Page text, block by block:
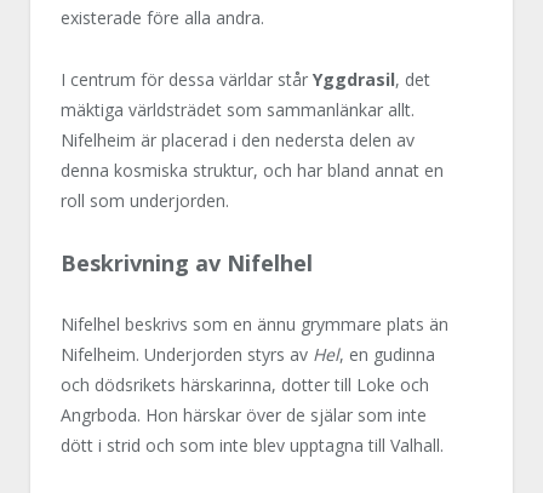
existerade före alla andra.
I centrum för dessa världar står Yggdrasil, det
mäktiga världsträdet som sammanlänkar allt.
Nifelheim är placerad i den nedersta delen av
denna kosmiska struktur, och har bland annat en
roll som underjorden.
Beskrivning av Nifelhel
Nifelhel beskrivs som en ännu grymmare plats än
Nifelheim. Underjorden styrs av Hel, en gudinna
och dödsrikets härskarinna, dotter till Loke och
Angrboda. Hon härskar över de själar som inte
dött i strid och som inte blev upptagna till Valhall.